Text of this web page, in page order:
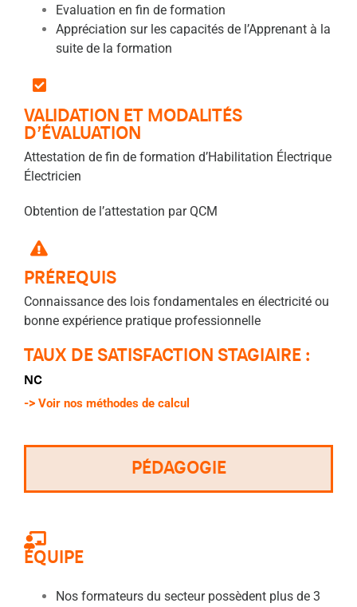
Evaluation en fin de formation
Appréciation sur les capacités de l’Apprenant à la
suite de la formation
VALIDATION ET MODALITÉS
D’ÉVALUATION
Attestation de fin de formation d’Habilitation Électrique
Électricien
Obtention de l’attestation par QCM
PRÉREQUIS
Connaissance des lois fondamentales en électricité ou
bonne expérience pratique professionnelle
TAUX DE SATISFACTION STAGIAIRE :
NC
-> Voir nos méthodes de calcul
PÉDAGOGIE
ÉQUIPE
Nos formateurs du secteur possèdent plus de 3